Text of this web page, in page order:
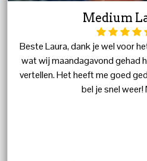
Medium
Beste Laura, dank je wel voor
wat wij maandagavond gehad
vertellen. Het heeft me goed
bel je snel weer!